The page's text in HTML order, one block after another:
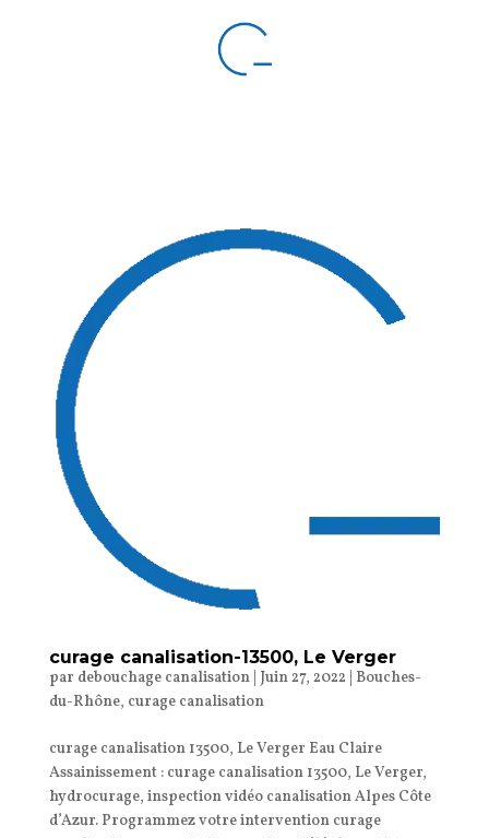
curage canalisation-13500, Le Verger
par debouchage canalisation| Juin 27, 2022 Bouches-
du-Rhône, curage canalisation
curage canalisation 13500, Le Verger Eau Claire
Assainissement : curage canalisation 13500, Le Verger,
hydrocurage, inspection vidéo canalisation Alpes Côte
d’Azur. Programmez votre intervention curage